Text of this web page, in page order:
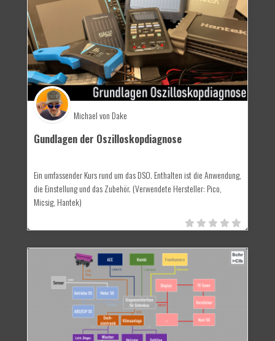
Michael von Dake
Gundlagen der Oszilloskopdiagnose
Ein umfassender Kurs rund um das DSO. Enthalten ist die Anwendung,
die Einstellung und das Zubehör. (Verwendete Hersteller: Pico,
Micsig, Hantek)